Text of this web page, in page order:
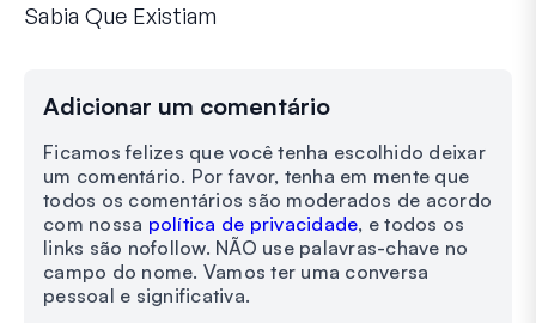
Sabia Que Existiam
Adicionar um comentário
Ficamos felizes que você tenha escolhido deixar
um comentário. Por favor, tenha em mente que
todos os comentários são moderados de acordo
com nossa política de privacidade, e todos os
links são nofollow. NÃO use palavras-chave no
campo do nome. Vamos ter uma conversa
pessoal e significativa.